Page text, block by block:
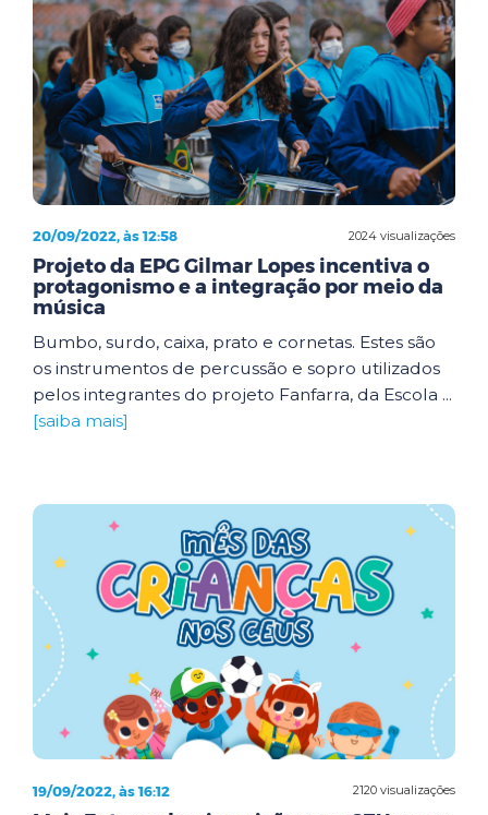
2024 visualizações
20/09/2022, às 12:58
Projeto da EPG Gilmar Lopes incentiva o
protagonismo e a integração por meio da
música
Bumbo, surdo, caixa, prato e cornetas. Estes são
os instrumentos de percussão e sopro utilizados
pelos integrantes do projeto Fanfarra, da Escola ...
[saiba mais]
2120 visualizações
19/09/2022, às 16:12